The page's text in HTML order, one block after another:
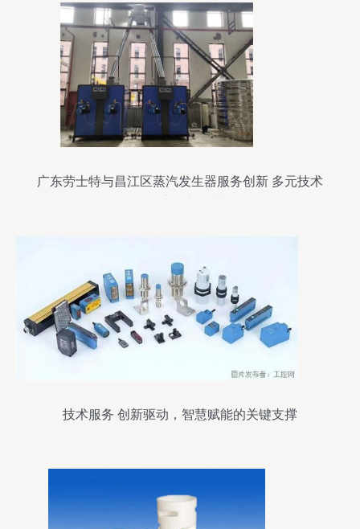
广东劳士特与昌江区蒸汽发生器服务创新 多元技术
技术服务 创新驱动，智慧赋能的关键支撑